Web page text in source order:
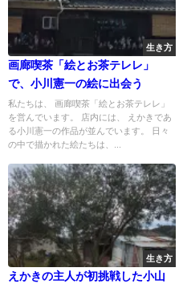
生き方
画廊喫茶「絵とお茶テレレ」
で、小川憲一の絵に出会う
私たちは、 画廊喫茶「絵とお茶テレレ」
を営んでいます。 店内には、 えかきであ
る小川憲一の作品が並んでいます。 日々
の中で描かれた絵たちは、...
生き方
えかきの主人が初挑戦した小山